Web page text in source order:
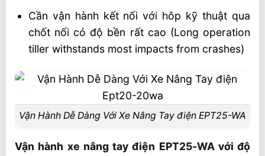
Cần vận hành kết nối với hôp kỹ thuật qua
chốt nối có độ bền rất cao (Long operation
tiller withstands most impacts from crashes)
Vận Hành Dễ Dàng Với Xe Nâng Tay điện EPT25-WA
Vận hành xe nâng tay điện EPT25-WA với độ